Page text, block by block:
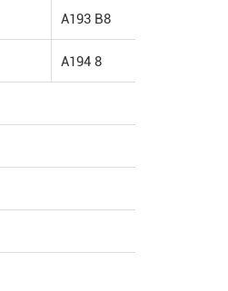
A193 B8
A194 8